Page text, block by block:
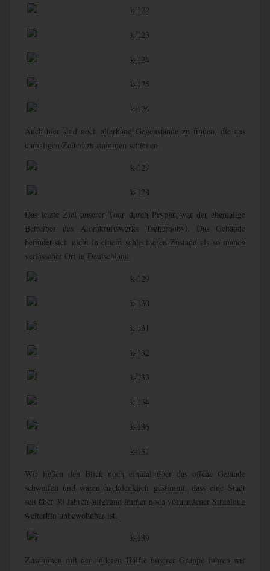
Auch hier sind noch allerhand Gegenstände zu finden, die aus
damaligen Zeiten zu stammen schienen.
Das letzte Ziel unserer Tour durch Prypjat war der ehemalige
Betreiber des Atomkraftswerks Tschernobyl. Das Gebäude
befindet sich nicht in einem schlechteren Zustand als so manch
verlassener Ort in Deutschland.
Wir ließen den Blick noch einmal über das offene Gelände
schweifen und waren nachdenklich gestimmt, dass eine Stadt
seit über 30 Jahren aufgrund immer noch vorhandener Strahlung
weiterhin unbewohnbar ist.
Zusammen mit der anderen Hälfte unserer Gruppe fuhren wir